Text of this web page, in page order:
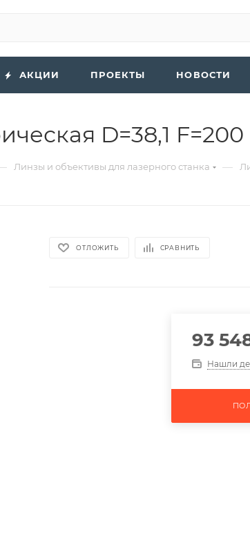
АКЦИИ ПРОЕКТЫ НОВОСТИ
D=38,1
Линзы и объективы для лазерного станка —
ОТЛОЖИТЬ СРАВНИТЬ
93
Нашли